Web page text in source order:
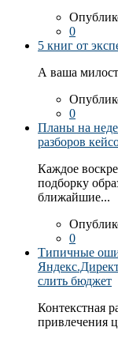
0
5 книг от
А ваша
0
Планы на
разборов
Каждое
подборку
ближайшие...
0
Типичные
слить бюджет
Контекстная
привлечения